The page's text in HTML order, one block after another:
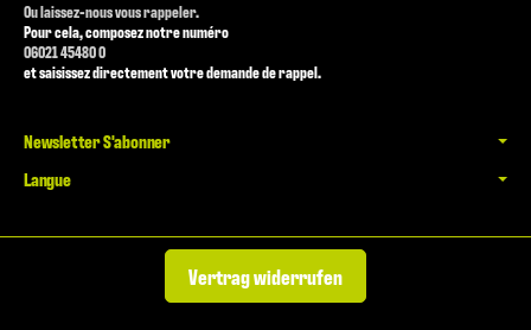
Ou laissez-nous vous rappeler.
Pour cela, composez notre numéro
06021 45480 0
et saisissez directement votre demande de rappel.
Newsletter S'abonner
Langue
Vertrag widerrufen